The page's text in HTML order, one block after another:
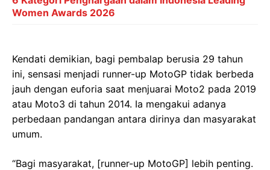
Women Awards 2026
Kendati demikian, bagi pembalap berusia 29 tahun
ini, sensasi menjadi runner-up MotoGP tidak berbeda
jauh dengan euforia saat menjuarai Moto2 pada 2019
atau Moto3 di tahun 2014. Ia mengakui adanya
perbedaan pandangan antara dirinya dan masyarakat
umum.
“Bagi masyarakat, [runner-up MotoGP] lebih penting.